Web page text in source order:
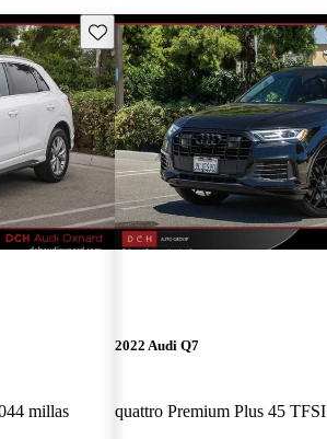
Guarda este Aviso
millas
2022 Audi Q7
quattro Premium Plus 45 TFSI